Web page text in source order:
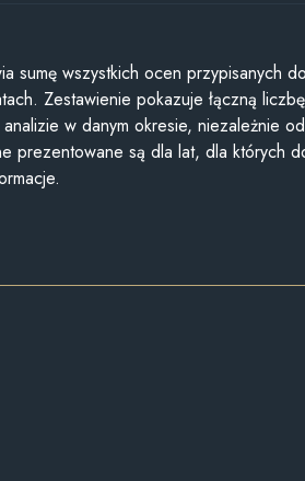
sumę wszystkich ocen przypisanych
Zestawienie pokazuje łączną
w danym okresie, niezależnie
prezentowane są dla lat, dla których